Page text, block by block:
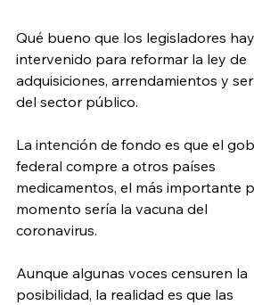
Qué bueno que los legisladores
intervenido para reformar la ley de
adquisiciones, arrendamientos y
del sector público.
La intención de fondo es que el
federal compre a otros países
medicamentos, el más importante
momento sería la vacuna del
coronavirus.
Aunque algunas voces censuren la
posibilidad, la realidad es que las